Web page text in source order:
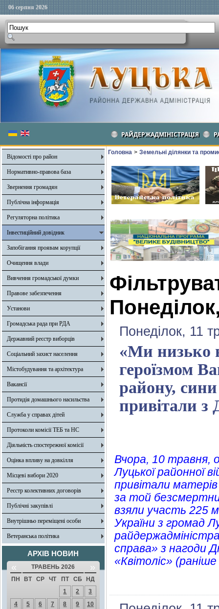
06 серпня 2026
РАЙДЕРЖАДМІНІСТРАЦІЯ
Відомості про район
Нормативно-правова база
Звернення громадян
Публічна інформація
Регуляторна політика
Інвестиційний довідник
Запобігання проявам корупції
Очищення влади
Вивчення громадської думки
Правове забезпечення
Установи
Громадська рада при РДА
Державний реєстр виборців
Соціальний захист населення
Містобудування та архітектура
Вакансії
Протидія домашнього насильства
Служба у справах дітей
Протоколи комісії ТЕБ та НС
Діяльність спостережної комісії
Оцінка впливу на довкілля
Місцеві вибори 2020
Реєстр колективних договорів
Публічні закупівлі
Внутрішньо переміщені особи
Ветеранська політика
АРХІВ НОВИН
« ТРАВЕНЬ 2026 »
ПН ВТ СР ЧТ ПТ СБ
НД
1
2
3
4
5 6 7 8 9
10
Головна > Земельні ділянки та
Понеділок, 11
«Ми низько
героїзмом
району,
привітали з
Вчора, 10 травня,
Луцької районної
привітали
за той
взяли участь 225
України з громад
справа» з нагоди
«Квітоліс»